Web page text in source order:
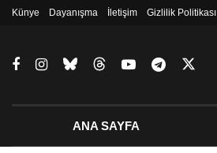
Künye Dayanışma İletişim Gizlilik Politikası
ANA SAYFA